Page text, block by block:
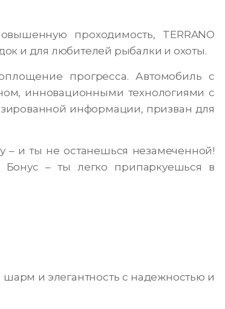
проходимость, TERRANO
и для любителей рыбалки и охоты.
прогресса. Автомобиль с
инновационными технологиями с
информации, призван для
– и ты не останешься незамеченной!
Бонус – ты легко припаркуешься в
и элегантность с надежностью и